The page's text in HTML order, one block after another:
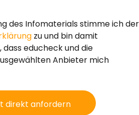
des Infomaterials stimme ich der
zu und bin damit
educheck und die
Anbieter mich
direkt anfordern